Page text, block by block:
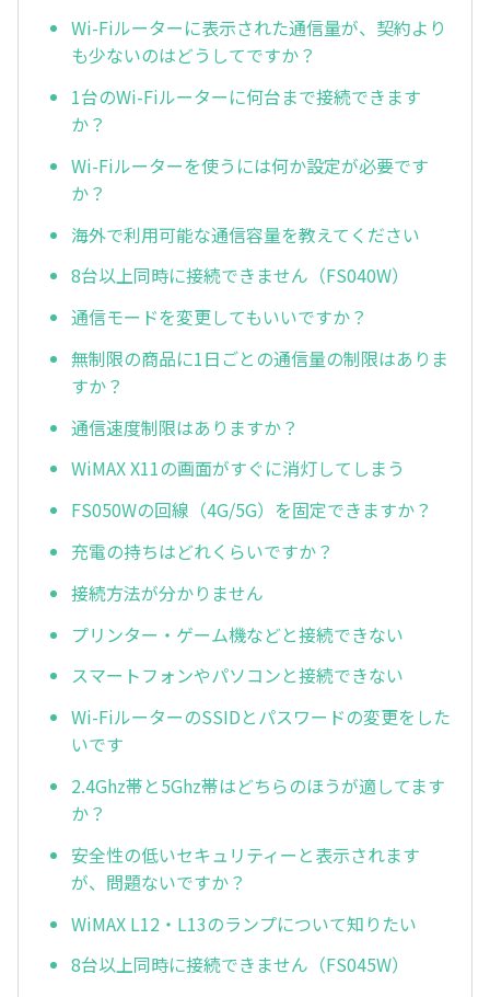
Wi-Fiルーターに表示された通信量が、契約より
も少ないのはどうしてですか？
1台のWi-Fiルーターに何台まで接続できます
か？
Wi-Fiルーターを使うには何か設定が必要です
か？
海外で利用可能な通信容量を教えてください
8台以上同時に接続できません（FS040W）
通信モードを変更してもいいですか？
無制限の商品に1日ごとの通信量の制限はありま
すか？
通信速度制限はありますか？
WiMAX X11の画面がすぐに消灯してしまう
FS050Wの回線（4G/5G）を固定できますか？
充電の持ちはどれくらいですか？
接続方法が分かりません
プリンター・ゲーム機などと接続できない
スマートフォンやパソコンと接続できない
Wi-FiルーターのSSIDとパスワードの変更をした
いです
2.4Ghz帯と5Ghz帯はどちらのほうが適してます
か？
安全性の低いセキュリティーと表示されます
が、問題ないですか？
WiMAX L12・L13のランプについて知りたい
8台以上同時に接続できません（FS045W）